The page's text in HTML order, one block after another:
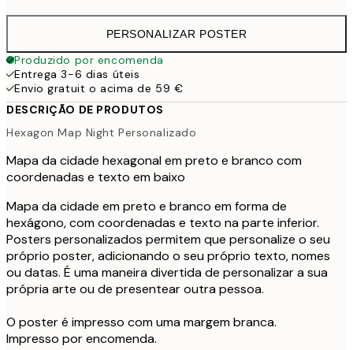
PERSONALIZAR POSTER
Produzido por encomenda
Entrega 3-6 dias úteis
Envio gratuit o acima de 59 €
DESCRIÇÃO DE PRODUTOS
Hexagon Map Night Personalizado
Mapa da cidade hexagonal em preto e branco com
coordenadas e texto em baixo
Mapa da cidade em preto e branco em forma de
hexágono, com coordenadas e texto na parte inferior.
Posters personalizados permitem que personalize o seu
próprio poster, adicionando o seu próprio texto, nomes
ou datas. É uma maneira divertida de personalizar a sua
própria arte ou de presentear outra pessoa.
O poster é impresso com uma margem branca.
Impresso por encomenda.